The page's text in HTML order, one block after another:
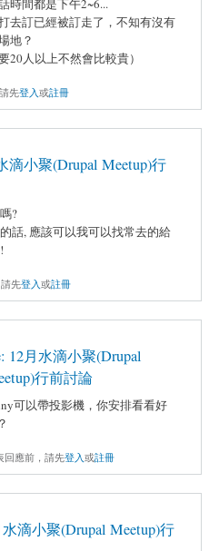
時間都是下午2~6...
去訂已經被訂走了，不知有沒有
地？
20人以上不然會比較貴）
先登入或註冊
滴小聚(Drupal Meetup)行
?
話, 應該可以我可以找常去的給
先登入或註冊
12月水滴小聚(Drupal
行前討論
可以帶投影機，你安排看看好
回應前，請先登入或註冊
滴小聚(Drupal Meetup)行